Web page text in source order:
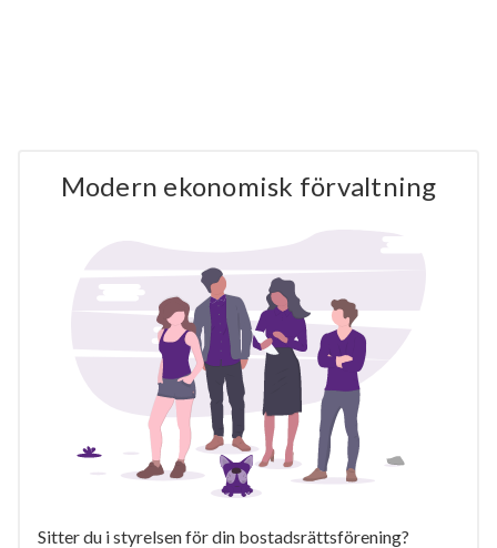
Modern ekonomisk förvaltning
Sitter du i styrelsen för din bostadsrättsförening?